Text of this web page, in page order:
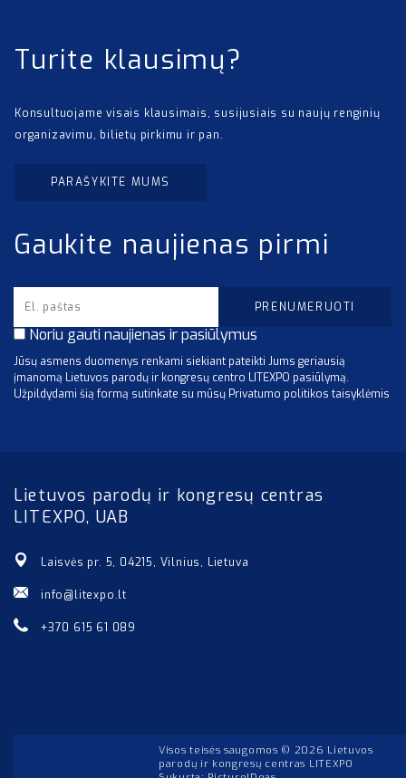
Turite klausimų?
Konsultuojame visais klausimais, susijusiais su naujų renginių
organizavimu, bilietų pirkimu ir pan.
PARAŠYKITE MUMS
Gaukite naujienas pirmi
Noriu gauti naujienas ir pasiūlymus
Jūsų asmens duomenys renkami siekiant pateikti Jums geriausią
įmanomą Lietuvos parodų ir kongresų centro LITEXPO pasiūlymą.
Užpildydami šią formą sutinkate su mūsų Privatumo politikos taisyklėmis
Lietuvos parodų ir kongresų centras
LITEXPO, UAB
Laisvės pr. 5, 04215, Vilnius, Lietuva
info@litexpo.lt
+370 615 61 089
Visos teisės saugomos © 2026 Lietuvos
parodų ir kongresų centras LITEXPO